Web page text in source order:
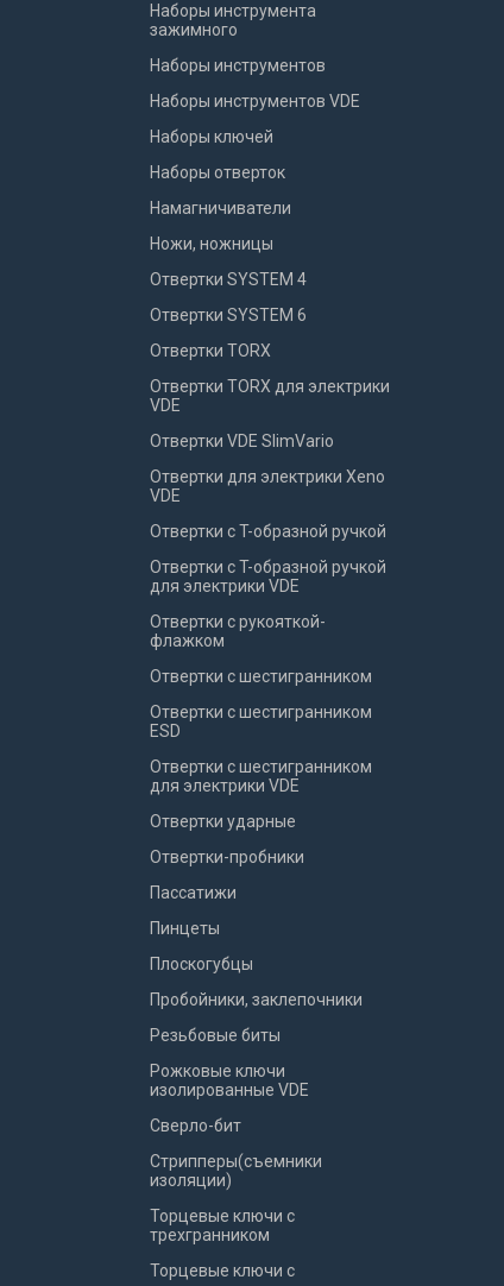
Наборы инструмента
зажимного
Наборы инструментов
Наборы инструментов VDE
Наборы ключей
Наборы отверток
Намагничиватели
Ножи, ножницы
Отвертки SYSTEM 4
Отвертки SYSTEM 6
Отвертки TORX
Отвертки TORX для электрики
VDE
Отвертки VDE SlimVario
Отвертки для электрики Xeno
VDE
Отвертки с T-образной ручкой
Отвертки с T-образной ручкой
для электрики VDE
Отвертки с рукояткой-
флажком
Отвертки с шестигранником
Отвертки с шестигранником
ESD
Отвертки с шестигранником
для электрики VDE
Отвертки ударные
Отвертки-пробники
Пассатижи
Пинцеты
Плоскогубцы
Пробойники, заклепочники
Резьбовые биты
Рожковые ключи
изолированные VDE
Сверло-бит
Стрипперы(съемники
изоляции)
Торцевые ключи с
трехгранником
Торцевые ключи с